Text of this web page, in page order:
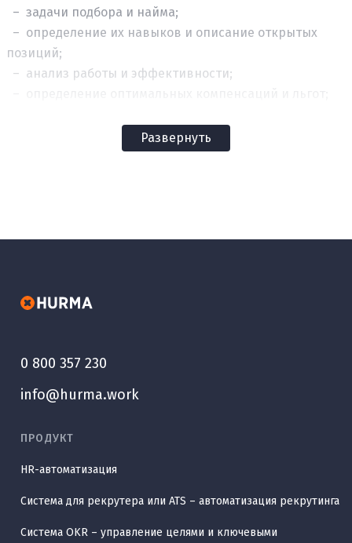
– задачи подбора и найма;
– определение их навыков и описание открытых
позиций;
– анализ работы и эффективности;
Развернуть
0 800 357 230
info@hurma.work
ПРОДУКТ
HR-автоматизация
Система для рекрутера или ATS – автоматизация рекрутинга
Система OKR – управление целями и ключевыми